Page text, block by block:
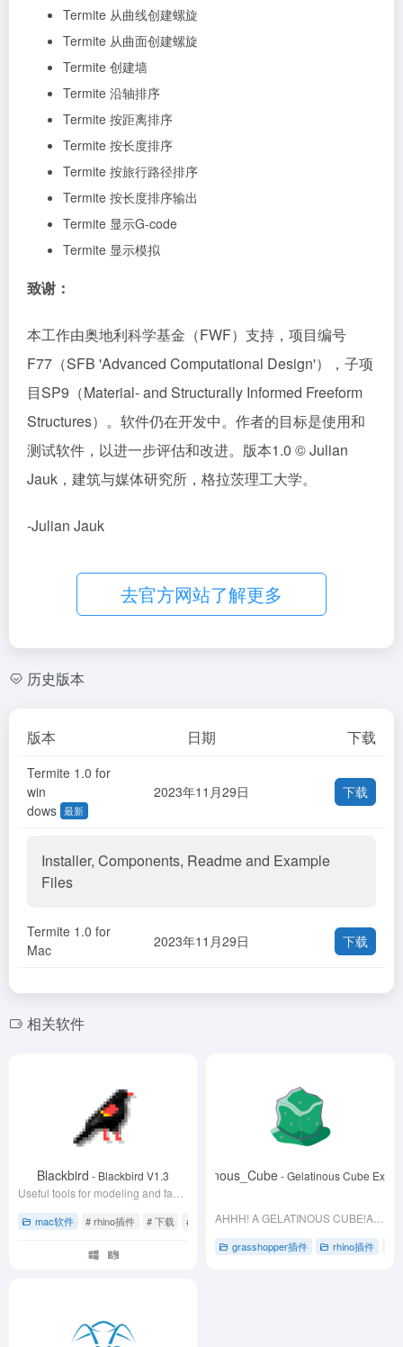
Termite 从曲线创建螺旋
Termite 从曲面创建螺旋
Termite 创建墙
Termite 沿轴排序
Termite 按距离排序
Termite 按长度排序
Termite 按旅行路径排序
Termite 按长度排序输出
Termite 显示G-code
Termite 显示模拟
致谢：
本工作由奥地利科学基金（FWF）支持，项目编号
F77（SFB 'Advanced Computational Design'），子项
目SP9（Material- and Structurally Informed Freeform
Structures）。软件仍在开发中。作者的目标是使用和
测试软件，以进一步评估和改进。版本1.0 © Julian
Jauk，建筑与媒体研究所，格拉茨理工大学。
-Julian Jauk
去官方网站了解更多
历史版本
版本 日期 下载
Termite 1.0 for
win
dows 最新
2023年11月29日 下载
Installer, Components, Readme and Example
Files
Termite 1.0 for
Mac
2023年11月29日 下载
相关软件
Blackbird - Blackbird V1.3
mac软件 # rhino插件 # 下载 # 制造工具
Gelatinous_Cube- Gelatinous Cube
grasshopper插件 rhino插件